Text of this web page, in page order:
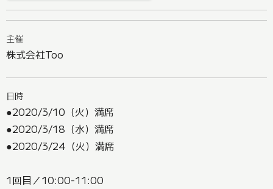
主催
株式会社Too
日時
●2020/3/10（火）満席
●2020/3/18（水）満席
●2020/3/24（火）満席
1回目／10:00-11:00